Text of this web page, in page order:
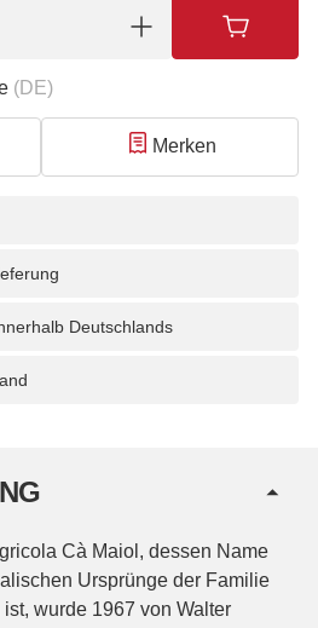
(DE)
Merken
Deutschlands
Cà Maiol, dessen Name
Ursprünge der Familie
wurde 1967 von Walter